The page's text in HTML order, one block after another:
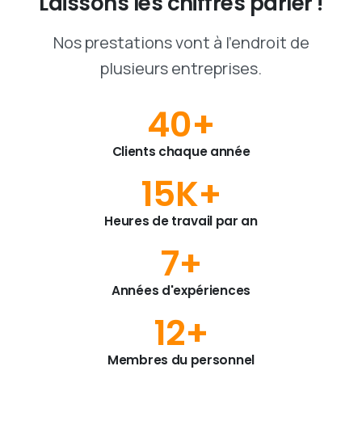
Nos prestations vont à l'endroit de
plusieurs entreprises.
40+
Clients chaque année
15K+
Heures de travail par an
7+
Années d'expériences
12+
Membres du personnel